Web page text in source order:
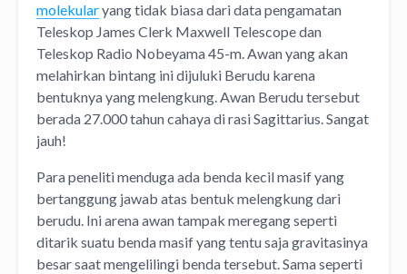
molekularyang tidak biasa dari data pengamatan
Teleskop James Clerk Maxwell Telescope dan
Teleskop Radio Nobeyama 45-m. Awan yang akan
melahirkan bintang ini dijuluki Berudu karena
bentuknya yang melengkung. Awan Berudu tersebut
berada 27.000 tahun cahaya di rasi Sagittarius. Sangat
jauh!
Para peneliti menduga ada benda kecil masif yang
bertanggung jawab atas bentuk melengkung dari
berudu. Ini arena awan tampak meregang seperti
ditarik suatu benda masif yang tentu saja gravitasinya
besar saat mengelilingi benda tersebut. Sama seperti